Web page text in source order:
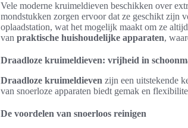
Vele moderne kruimeldieven beschikken over
mondstukken zorgen ervoor dat ze geschikt zijn
oplaadstation, wat het mogelijk maakt om ze
van praktische huishoudelijke apparaten,
Draadloze kruimeldieven: vrijheid in
Draadloze kruimeldieven zijn een uitstekende
van snoerloze apparaten biedt gemak en
De voordelen van snoerloos reinigen